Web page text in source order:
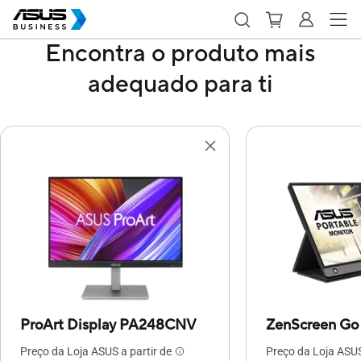
Encontra o produto mais
adequado para ti
ProArt Display PA248CNV
Preço da Loja ASUS a partir de
ZenScreen
Preço da Loja